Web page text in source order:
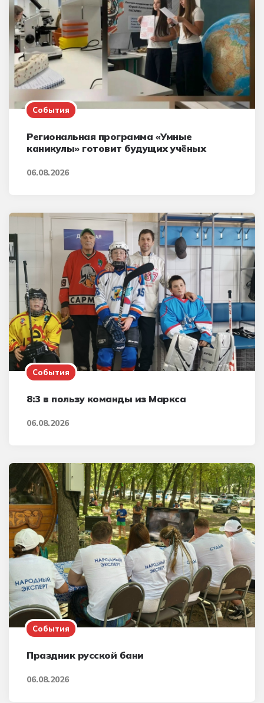
События
Региональная программа «Умные
каникулы» готовит будущих учёных
06.08.2026
События
8:3 в пользу команды из Маркса
06.08.2026
События
Праздник русской бани
06.08.2026